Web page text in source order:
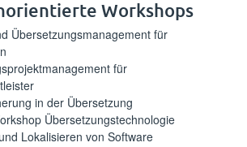
Workshops⁪⁪
Übersetzungsmanagement für
für
in der Übersetzung⁪⁪
Übersetzungstechnologie⁪⁪
Lokalisieren von Software⁪⁪